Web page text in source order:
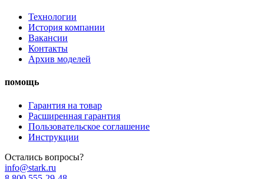
Технологии
История компании
Вакансии
Контакты
Архив моделей
помощь
Гарантия на товар
Расширенная гарантия
Пользовательское соглашение
Инструкции
Остались вопросы?
info@stark.ru